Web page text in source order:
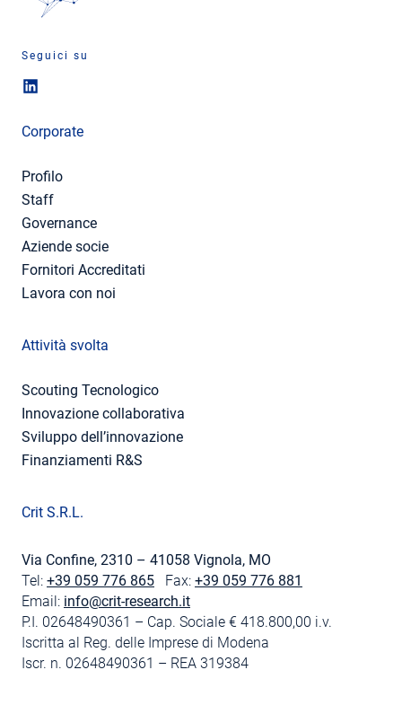
Seguici su
Corporate
Profilo
Staff
Governance
Aziende socie
Fornitori Accreditati
Lavora con noi
Attività svolta
Scouting Tecnologico
Innovazione collaborativa
Sviluppo dell’innovazione
Finanziamenti R&S
Crit S.R.L.
Via Confine, 2310 – 41058 Vignola, MO
Tel: +39 059 776 865 Fax: +39 059 776 881
Email: info@crit-research.it
P.I. 02648490361 – Cap. Sociale € 418.800,00 i.v.
Iscritta al Reg. delle Imprese di Modena
Iscr. n. 02648490361 – REA 319384